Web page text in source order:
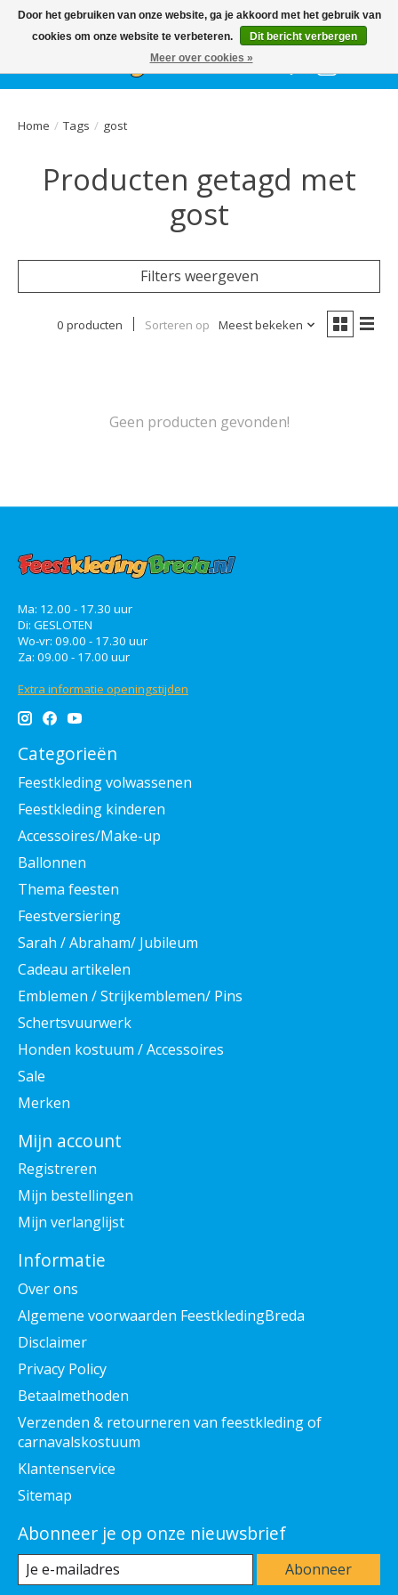
HetGEHELE jaar, grote collectie feestkleding & accessoires |
Ballonnen | Schmink | Bedrukking | Altijd gratis parkeren
Verlanglijst
Home / Tags / gost
Producten getagd met
gost
Filters weergeven
0 producten Sorteren op Meest bekeken
Geen producten gevonden!
Ma: 12.00 - 17.30 uur
Di: GESLOTEN
Wo-vr: 09.00 - 17.30 uur
Za: 09.00 - 17.00 uur
Extra informatie openingstijden
Categorieën
Feestkleding volwassenen
Feestkleding kinderen
Accessoires/Make-up
Ballonnen
Thema feesten
Feestversiering
Sarah / Abraham/ Jubileum
Cadeau artikelen
Emblemen / Strijkemblemen/ Pins
Schertsvuurwerk
Honden kostuum / Accessoires
Sale
Merken
Mijn account
Registreren
Mijn bestellingen
Mijn verlanglijst
Informatie
Over ons
Algemene voorwaarden FeestkledingBreda
Disclaimer
Privacy Policy
Betaalmethoden
Verzenden & retourneren van feestkleding of
carnavalskostuum
Klantenservice
Sitemap
Abonneer je op onze nieuwsbrief
Abonneer
Door het gebruiken van onze website, ga je akkoord met het gebruik van
cookies om onze website te verbeteren.
Dit bericht verbergen
Meer over cookies »